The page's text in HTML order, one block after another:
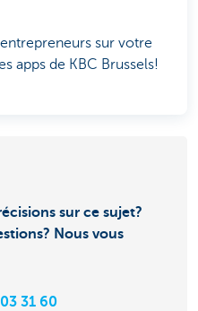
sur votre
apps de KBC Brussels!
sur ce sujet?
Nous vous
31 60